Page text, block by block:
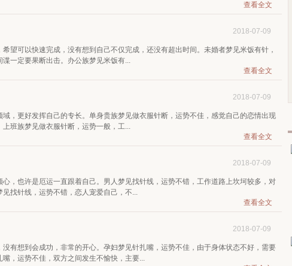
查看全文
2018-07-09
望可以快速完成，没有想到自己不仅完成，还没有超出时间。未婚者梦见米饭有针，
一定要果断出击。办公族梦见米饭有...
查看全文
2018-07-09
，更好发挥自己的专长。单身贵族梦见做衣服针断，运势不佳，感觉自己的恋情出现
班族梦见做衣服针断，运势一般，工...
查看全文
2018-07-09
，也许是厄运一直跟着自己。男人梦见找针线，运势不错，工作道路上坎坷较多，对
找针线，运势不错，恋人宠爱自己，不...
查看全文
2018-07-09
有想到会成功，非常的开心。孕妇梦见针扎嘴，运势不佳，由于身体状态不好，需要
，运势不佳，双方之间发生不愉快，主要...